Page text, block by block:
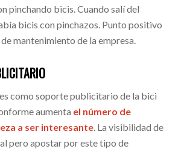
pinchando bicis. Cuando salí del
bicis con pinchazos. Punto positivo
mantenimiento de la empresa.
como soporte publicitario de la bici
aumenta el número de
a ser interesante. La visibilidad de
pero apostar por este tipo de